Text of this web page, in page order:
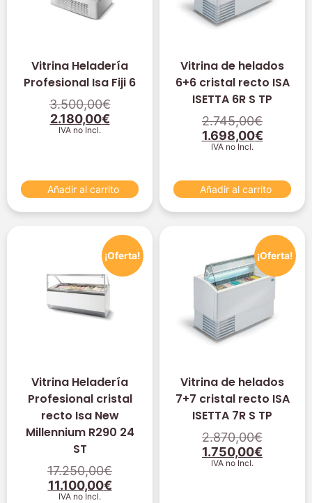
Vitrina Heladería
Profesional Isa Fiji 6
3.500,00€
2.180,00€
IVA no Incl.
Añadir al carrito
Vitrina de helados
6+6 cristal recto ISA
ISETTA 6R S TP
2.745,00€
1.698,00€
IVA no Incl.
Añadir al carrito
¡Oferta!
Vitrina Heladería
Profesional cristal
recto Isa New
Millennium R290 24
ST
17.250,00€
11.100,00€
IVA no Incl.
¡Oferta!
Vitrina de helados
7+7 cristal recto ISA
ISETTA 7R S TP
2.870,00€
1.750,00€
IVA no Incl.